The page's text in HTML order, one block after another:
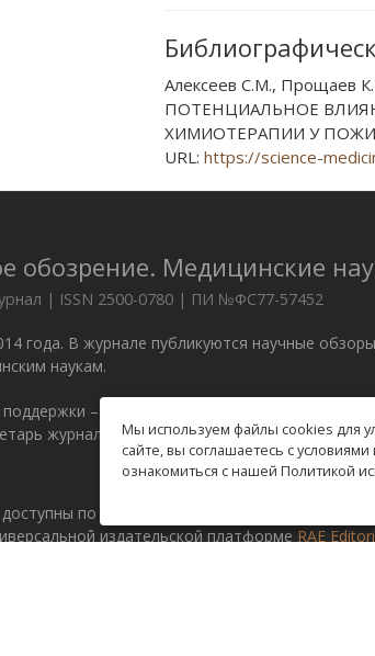
Алексеев С.М., Прощаев
ПОТЕНЦИАЛЬНОЕ
ХИМИОТЕРАПИИ У
URL: https://science-
обозрение. Медицинские
| ISSN 2500-0780 | ПИ №ФС77-57452
года. В журнале публикуются научные
наукам.
–
журнала Бизенкова М.Н. –edition@rae.ru
по
издательской платформе RAE
Мы используем файлы cookies для
сайте, вы соглашаетесь с
ознакомиться с нашей Политикой